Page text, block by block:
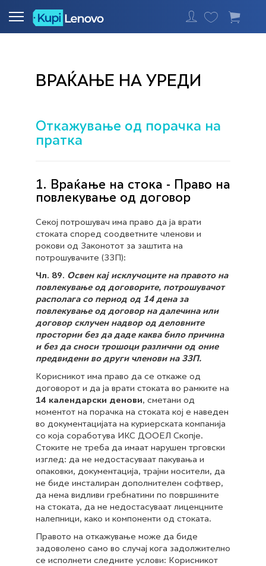
Најавете се
ВРАЌАЊЕ НА УРЕДИ
Откажување од порачка на
пратка
1. Враќање на стока - Право на
повлекување од договор
Секој потрошувач има право да ја врати
стоката според соодветните членови и
рокови од Законотот за заштита на
потрошувачите (ЗЗП):
Чл. 89. Освен кај исклучоците на правото на
повлекување од договорите, потрошувачот
располага со период од 14 дена за
повлекување од договор на далечина или
договор склучен надвор од деловните
простории без да даде каква било причина
и без да сноси трошоци различни од оние
предвидени во други членови на ЗЗП.
Корисникот има право да се откаже од
договорот и да ја врати стоката во рамките на
14 календарски денови, сметани од
моментот на порачка на стоката кој е наведен
во документацијата на куриерската компанија
со која соработува ИКС ДООЕЛ Скопје.
Стоките не треба да имаат нарушен трговски
изглед: да не недостасуваат пакувања и
опаковки, документација, трајни носители, да
не биде инсталиран дополнителен софтвер,
да нема видливи гребнатини по површините
на стоката, да не недостасуваат лиценцните
налепници, како и компоненти од стоката.
Правото на откажување може да биде
задоволено само во случај кога задолжително
се исполнети следните услови: Корисникот